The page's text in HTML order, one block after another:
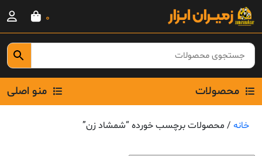
Skip
content
0
محصولات منو اصلی
خانه / محصولات برچسب خورده “شمشاد زن”